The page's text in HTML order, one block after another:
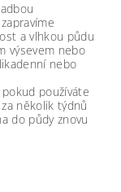
a vlhkou půdu
výsevem nebo
nebo
používáte
několik týdnů
do půdy znovu